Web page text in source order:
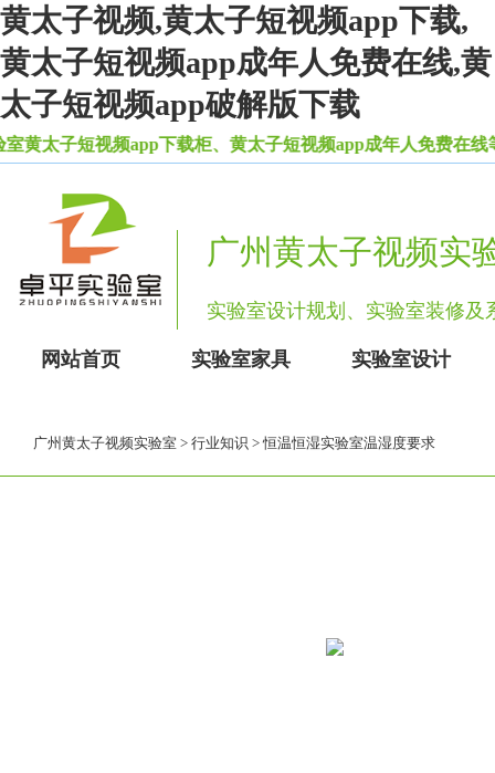
黄太子视频,黄太子短视频app下载,
黄太子短视频app成年人免费在线,黄
太子短视频app破解版下载
子短视频app下载柜、黄太子短视频app成年人免费在线等
广州黄太子视频实
实验室设计规划、实验室装修
网站首页 实验室家具 实验室设计
广州黄太子视频实验室 > 行业知识 > 恒温恒湿实验室温湿度要求